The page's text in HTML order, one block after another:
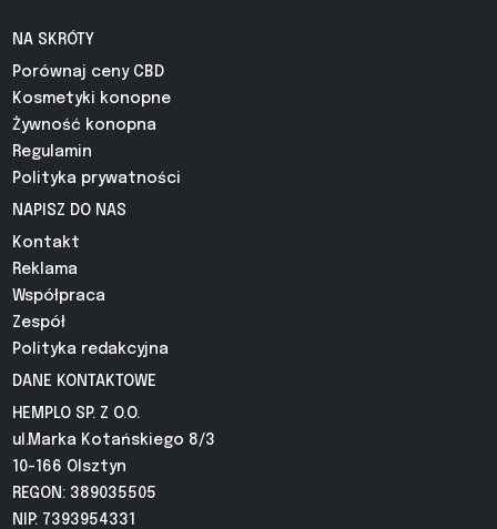
NA SKRÓTY
Porównaj ceny CBD
Kosmetyki konopne
Żywność konopna
Regulamin
Polityka prywatności
NAPISZ DO NAS
Kontakt
Reklama
Współpraca
Zespół
Polityka redakcyjna
DANE KONTAKTOWE
HEMPLO SP. Z O.O.
ul.Marka Kotańskiego 8/3
10-166 Olsztyn
REGON: 389035505
NIP: 7393954331